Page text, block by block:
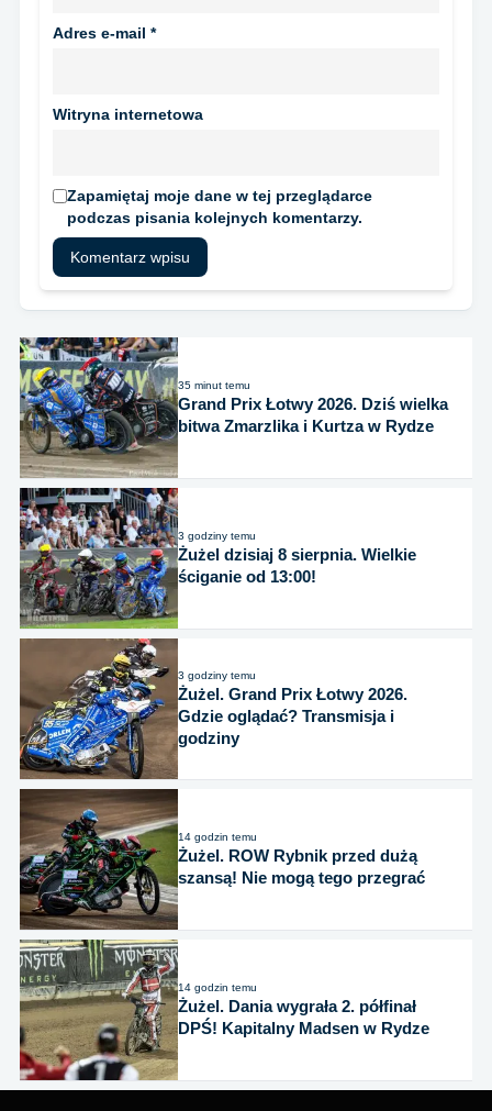
Adres e-mail *
Witryna internetowa
Zapamiętaj moje dane w tej przeglądarce
podczas pisania kolejnych komentarzy.
35 minut temu
Grand Prix Łotwy 2026. Dziś wielka
bitwa Zmarzlika i Kurtza w Rydze
3 godziny temu
Żużel dzisiaj 8 sierpnia. Wielkie
ściganie od 13:00!
3 godziny temu
Żużel. Grand Prix Łotwy 2026.
Gdzie oglądać? Transmisja i
godziny
14 godzin temu
Żużel. ROW Rybnik przed dużą
szansą! Nie mogą tego przegrać
14 godzin temu
Żużel. Dania wygrała 2. półfinał
DPŚ! Kapitalny Madsen w Rydze